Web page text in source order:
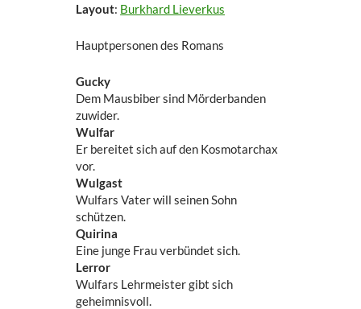
Layout: Burkhard Lieverkus
Hauptpersonen des Romans
Gucky
Dem Mausbiber sind Mörderbanden
zuwider.
Wulfar
Er bereitet sich auf den Kosmotarchax
vor.
Wulgast
Wulfars Vater will seinen Sohn
schützen.
Quirina
Eine junge Frau verbündet sich.
Lerror
Wulfars Lehrmeister gibt sich
geheimnisvoll.